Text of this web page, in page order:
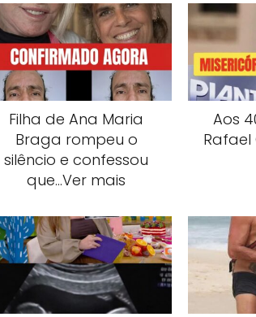
Filha de Ana Maria
Braga rompeu o
silêncio e confessou
que…Ver mais
Aos
Rafael